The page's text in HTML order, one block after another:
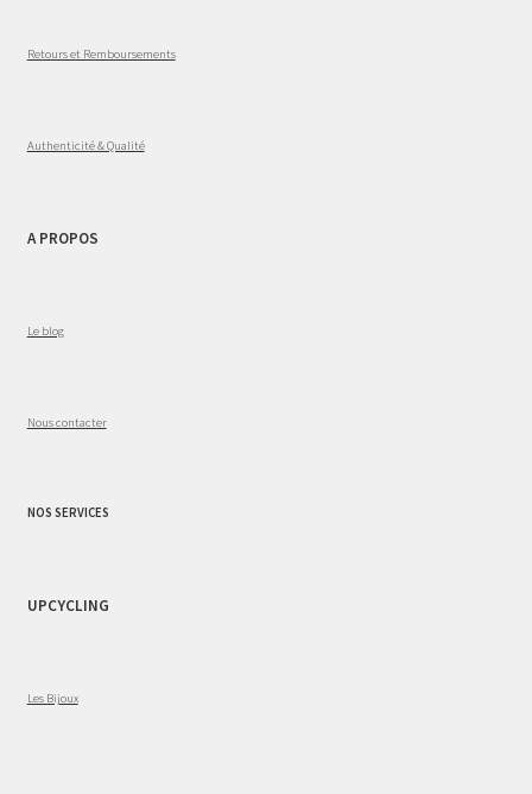
Retours et Remboursements
Authenticité & Qualité
A PROPOS
Le blog
Nous contacter
NOS SERVICES
UPCYCLING
Les Bijoux